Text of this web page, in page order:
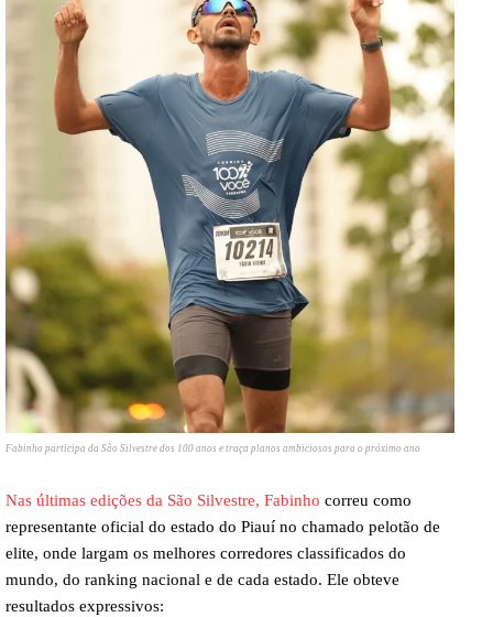
Fabinho participa da São Silvestre dos 100 anos e traça planos ambiciosos para o próximo ano
Nas últimas edições da São Silvestre, Fabinho correu como
representante oficial do estado do Piauí no chamado pelotão de
elite, onde largam os melhores corredores classificados do
mundo, do ranking nacional e de cada estado. Ele obteve
resultados expressivos: